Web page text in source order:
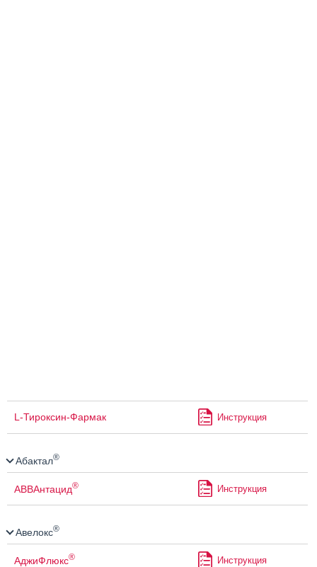
L-Тироксин-Фармак Инструкция
Абактал®
АВВАнтацид® Инструкция
Авелокс®
АджиФлюкс® Инструкция